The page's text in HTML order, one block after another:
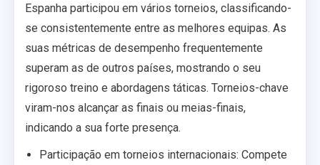
Espanha participou em vários torneios, classificando-
se consistentemente entre as melhores equipas. As
suas métricas de desempenho frequentemente
superam as de outros países, mostrando o seu
rigoroso treino e abordagens táticas. Torneios-chave
viram-nos alcançar as finais ou meias-finais,
indicando a sua forte presença.
Participação em torneios internacionais: Compete